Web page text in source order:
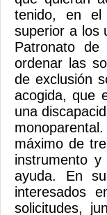
tenido, en el
superior a los
Patronato
ordenar las
de exclusión
acogida, que
una
máximo de
instrumento
ayuda. En
interesados
solicitudes,